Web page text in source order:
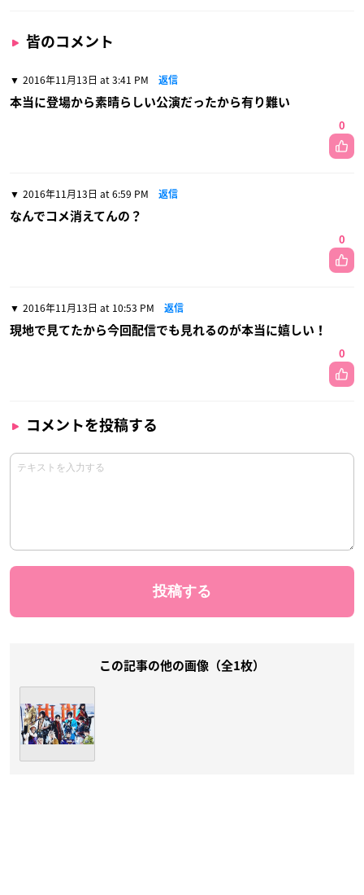
皆のコメント
2016年11月13日 at 3:41 PM 返信
本当に登場から素晴らしい公演だったから有り難い
0
2016年11月13日 at 6:59 PM 返信
なんでコメ消えてんの？
0
2016年11月13日 at 10:53 PM 返信
現地で見てたから今回配信でも見れるのが本当に嬉しい！
0
コメントを投稿する
この記事の他の画像（全1枚）